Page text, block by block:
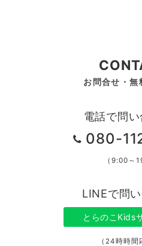
お問合せ・無
電話で問
080-
（9:00～
LINEで問
とらのこKids
（24時時間